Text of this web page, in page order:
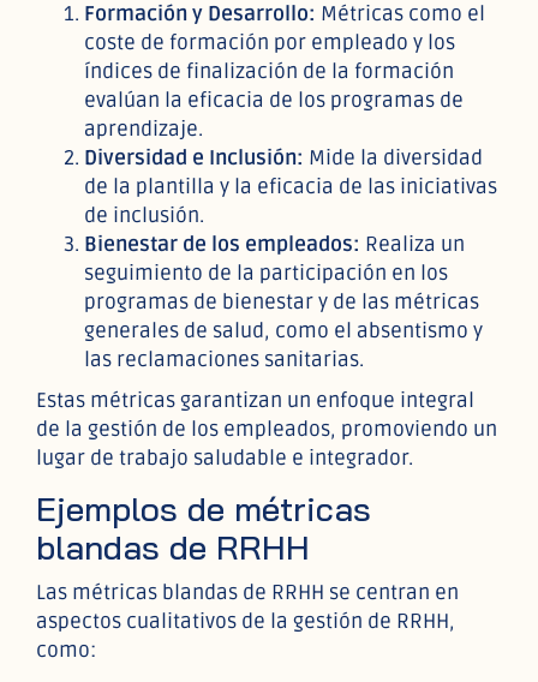
Formación y Desarrollo: Métricas como el
coste de formación por empleado y los
índices de finalización de la formación
evalúan la eficacia de los programas de
aprendizaje.
Diversidad e Inclusión: Mide la diversidad
de la plantilla y la eficacia de las iniciativas
de inclusión.
Bienestar de los empleados: Realiza un
seguimiento de la participación en los
programas de bienestar y de las métricas
generales de salud, como el absentismo y
las reclamaciones sanitarias.
Estas métricas garantizan un enfoque integral
de la gestión de los empleados, promoviendo un
lugar de trabajo saludable e integrador.
Ejemplos de métricas
blandas de RRHH
Las métricas blandas de RRHH se centran en
aspectos cualitativos de la gestión de RRHH,
como: